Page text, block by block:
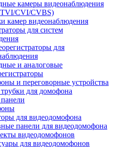
камеры видеонаблюдения
CVI/CVBS)
камер видеонаблюдения
для систем
для
и аналоговые
и переговорные устройства
для домофона
для видеодомофона
панели для видеодомофона
видеодомофонов
для видеодомофонов